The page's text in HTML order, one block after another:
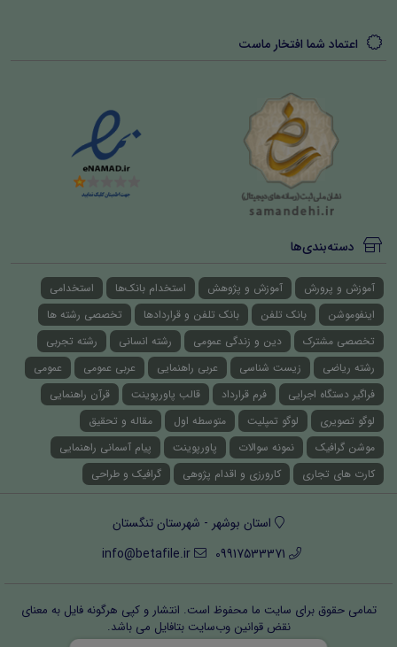
اعتماد شما افتخار ماست
دسته‌بندی‌ها
آموزش و پرورش آموزش و پژوهش استخدام بانک‌ها
استخدامی
اینفوموشن
بانک تلفن بانک تلفن و قراردادها
تخصصی رشته ها
تخصصی مشترک
دین و زندگی عمومی رشته انسانی
رشته تجربی
رشته ریاضی
زیست شناسی عربی راهنمایی عربی عمومی
عمومی
فراگیر دستگاه اجرایی
فرم قرارداد قالب پاورپوینت
قرآن راهنمایی
لوگو تصویری
لوگو تمپلیت متوسطه اول
مقاله و تحقیق
موشن گرافیک
نمونه سوالات پاورپوینت
پیام آسمانی راهنمایی
کارت های تجاری
کارورزی و اقدام پژوهی گرافیک و طراحی
استان بوشهر - شهرستان تنگستان
09917533371
info@betafile.ir
تمامی حقوق برای سایت ما محفوظ است. انتشار و کپی هرگونه فایل‌ به معنای
نقض قوانین وب‌سایت بتافایل می باشد.